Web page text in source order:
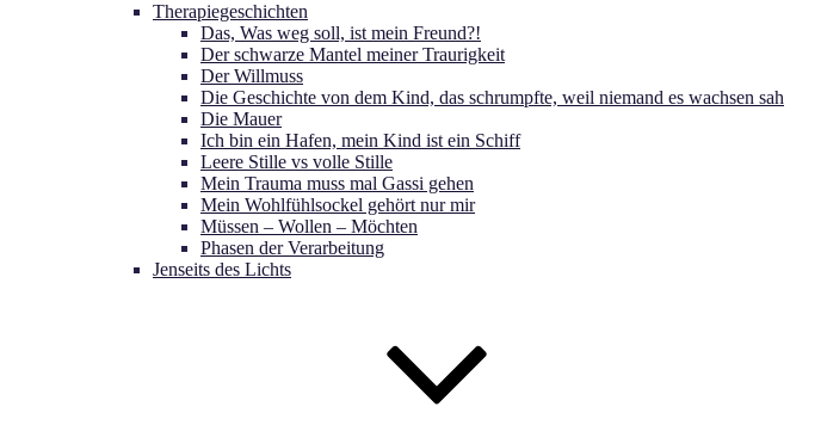
Therapiegeschichten
Das, Was weg soll, ist mein Freund?!
Der schwarze Mantel meiner Traurigkeit
Der Willmuss
Die Geschichte von dem Kind, das schrumpfte, weil niemand es wachsen sah
Die Mauer
Ich bin ein Hafen, mein Kind ist ein Schiff
Leere Stille vs volle Stille
Mein Trauma muss mal Gassi gehen
Mein Wohlfühlsockel gehört nur mir
Müssen – Wollen – Möchten
Phasen der Verarbeitung
Jenseits des Lichts